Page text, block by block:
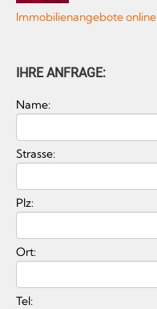
Immobilienangebote online
IHRE ANFRAGE:
Name:
Strasse:
Plz:
Ort:
Tel: